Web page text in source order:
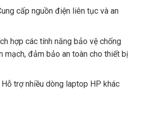
cấp nguồn điện liên tục và an
hợp các tính năng bảo vệ chống
mạch, đảm bảo an toàn cho thiết bị
trợ nhiều dòng laptop HP khác